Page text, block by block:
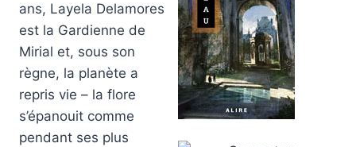
ans, Layela Delamores
est la Gardienne de
Mirial et, sous son
règne, la planète a
repris vie – la flore
s’épanouit comme
pendant ses plus